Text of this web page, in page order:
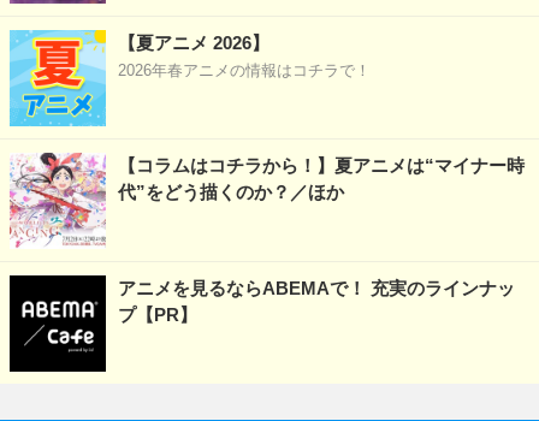
【夏アニメ 2026】
2026年春アニメの情報はコチラで！
【コラムはコチラから！】夏アニメは“マイナー時
代”をどう描くのか？／ほか
アニメを見るならABEMAで！ 充実のラインナッ
プ【PR】